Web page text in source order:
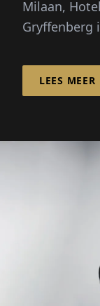
Milaan,
Gryffenberg
LEES MEER